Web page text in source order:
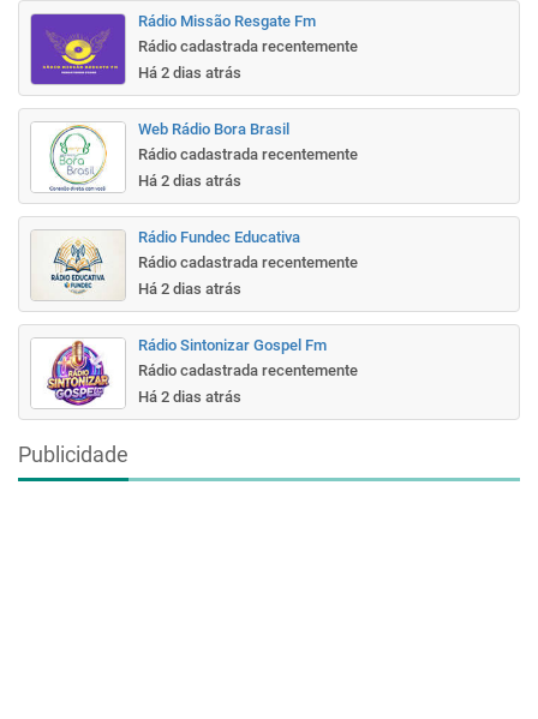
Rádio Missão Resgate Fm
Rádio cadastrada recentemente
Há 2 dias atrás
Web Rádio Bora Brasil
Rádio cadastrada recentemente
Há 2 dias atrás
Rádio Fundec Educativa
Rádio cadastrada recentemente
Há 2 dias atrás
Rádio Sintonizar Gospel Fm
Rádio cadastrada recentemente
Há 2 dias atrás
Publicidade